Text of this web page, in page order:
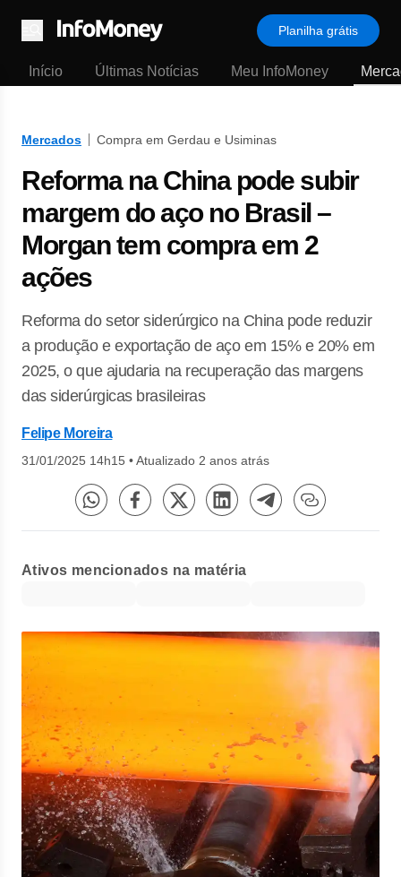
Menu
Planilha grátis
Início Últimas Notícias Meu InfoMoney
Mercados Compra em Gerdau e Usiminas
Reforma na China pode subir
margem do aço no Brasil –
Morgan tem compra em 2
ações
Reforma do setor siderúrgico na China pode reduzir
a produção e exportação de aço em 15% e 20% em
2025, o que ajudaria na recuperação das margens
das siderúrgicas brasileiras
Felipe Moreira
31/01/2025 14h15 •Atualizado 2 anos atrás
Ativos mencionados na matéria